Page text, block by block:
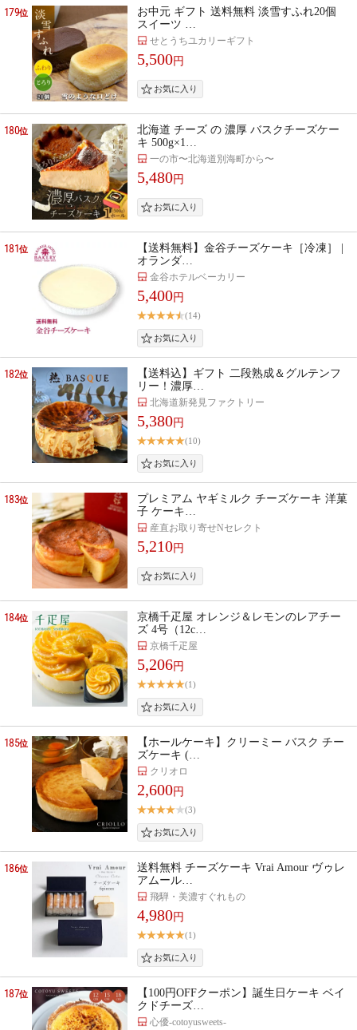
179位
お中元 ギフト 送料無料 淡雪すふれ20個
スイーツ …
せとうちユカリーギフト
5,500円
180位
北海道 チーズ の 濃厚 バスクチーズケー
キ 500g×1…
一の市〜北海道別海町から〜
5,480円
181位
【送料無料】金谷チーズケーキ［冷凍］ |
オランダ…
金谷ホテルベーカリー
5,400円
(14)
182位
【送料込】ギフト 二段熟成＆グルテンフ
リー！濃厚…
北海道新発見ファクトリー
5,380円
(10)
183位
プレミアム ヤギミルク チーズケーキ 洋菓
子 ケーキ…
産直お取り寄せNセレクト
5,210円
184位
京橋千疋屋 オレンジ＆レモンのレアチー
ズ 4号（12c…
京橋千疋屋
5,206円
(1)
185位
【ホールケーキ】クリーミー バスク チー
ズケーキ (…
クリオロ
2,600円
(3)
186位
送料無料 チーズケーキ Vrai Amour ヴゥレ
アムール…
飛騨・美濃すぐれもの
4,980円
(1)
187位
【100円OFFクーポン】誕生日ケーキ ベイ
クドチーズ…
心優-cotoyusweets-